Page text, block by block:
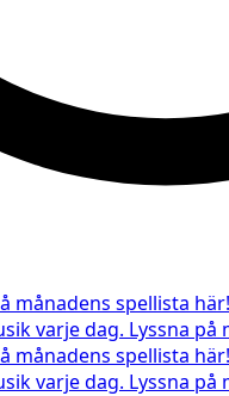
månadens spellista här!
varje dag. Lyssna
månadens spellista här!
varje dag. Lyssna